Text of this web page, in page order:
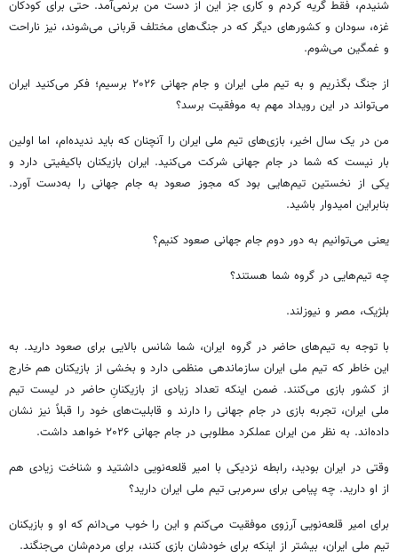
شنیدم، فقط گریه کردم و کاری جز این از دست من برنمی‌آمد. حتی برای کودکان
غزه، سودان و کشورهای دیگر که در جنگ‌های مختلف قربانی می‌شوند، نیز ناراحت
و غمگین می‌شوم.
از جنگ بگذریم و به تیم ملی ایران و جام جهانی ۲۰۲۶ برسیم؛ فکر می‌کنید ایران
می‌تواند در این رویداد مهم به موفقیت برسد؟
من در یک سال اخیر، بازی‌های تیم ملی ایران را آنچنان که باید ندیده‌ام، اما اولین
بار نیست که شما در جام جهانی شرکت می‌کنید. ایران بازیکنان باکیفیتی دارد و
یکی از نخستین تیم‌هایی بود که مجوز صعود به جام جهانی را به‌دست آورد.
بنابراین امیدوار باشید.
یعنی می‌توانیم به دور دوم جام جهانی صعود کنیم؟
چه تیم‌هایی در گروه شما هستند؟
بلژیک، مصر و نیوزلند.
با توجه به تیم‌های حاضر در گروه ایران، شما شانس بالایی برای صعود دارید. به
این خاطر که تیم ملی ایران سازماندهی منظمی دارد و بخشی از بازیکنان هم خارج
از کشور بازی می‌کنند. ضمن اینکه تعداد زیادی از بازیکنانِ حاضر در لیست تیم
ملی ایران، تجربه بازی در جام جهانی را دارند و قابلیت‌های خود را قبلاً نیز نشان
داده‌اند. به نظر من ایران عملکرد مطلوبی در جام جهانی ۲۰۲۶ خواهد داشت.
وقتی در ایران بودید، رابطه نزدیکی با امیر قلعه‌نویی داشتید و شناخت زیادی هم
از او دارید. چه پیامی برای سرمربی تیم ملی ایران دارید؟
برای امیر قلعه‌نویی آرزوی موفقیت می‌کنم و این را خوب می‌دانم که او و بازیکنان
تیم ملی ایران، بیشتر از اینکه برای خودشان بازی کنند، برای مردم‌شان می‌جنگند.